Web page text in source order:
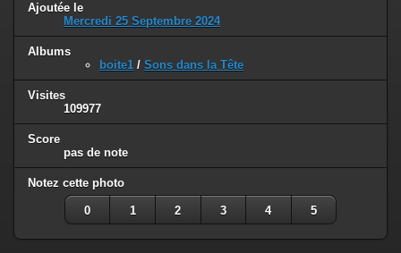
Ajoutée le
Mercredi 25 Septembre 2024
Albums
boite1 / Sons dans la Tête
Visites
109977
Score
pas de note
Notez cette photo
0 1 2 3 4 5